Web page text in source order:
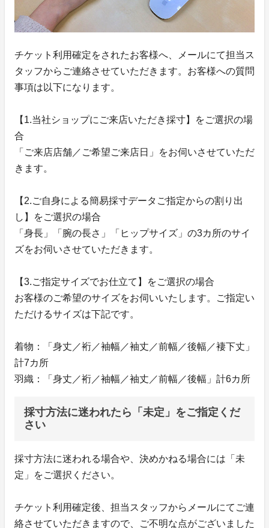
チケット利用確定をされたお客様へ、メールにて担当ス
タッフからご連絡させていただきます。お客様への質問
事項は以下になります。
【1.当社ショップにご来店いただき採寸】をご選択の場
合
「ご来店店舗／ご希望ご来店日」をお伺いさせていただ
きます。
【2.ご自身による簡易採寸データご指定からの割り出
し】をご選択の場合
「身長」「腕の長さ」「ヒップサイズ」の3カ所のサイ
ズをお伺いさせていただきます。
【3.ご指定サイズでお仕立て】をご選択の場合
お客様のご希望のサイズをお伺いいたします。ご指定い
ただけるサイズは下記です。
着物：「身丈／裄／袖幅／袖丈／前幅／後幅／褄下丈」
計7カ所
羽織：「身丈／裄／袖幅／袖丈／前幅／後幅」計6カ所
採寸方法に迷われたら「未定」をご指定くだ
さい
採寸方法に迷われる場合や、決めかねる場合には「未
定」をご選択ください。
チケット利用確定後、担当スタッフからメールにてご連
絡させていただきますので、ご不明な点がございました